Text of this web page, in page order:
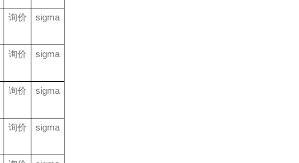
询价 sigma
询价 sigma
询价 sigma
询价 sigma